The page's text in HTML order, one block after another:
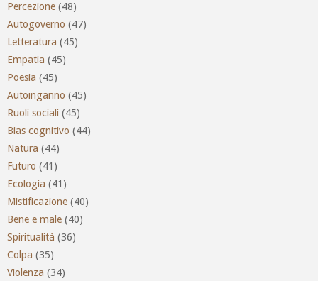
Percezione (48)
Autogoverno (47)
Letteratura (45)
Empatia (45)
Poesia (45)
Autoinganno (45)
Ruoli sociali (45)
Bias cognitivo (44)
Natura (44)
Futuro (41)
Ecologia (41)
Mistificazione (40)
Bene e male (40)
Spiritualità (36)
Colpa (35)
Violenza (34)